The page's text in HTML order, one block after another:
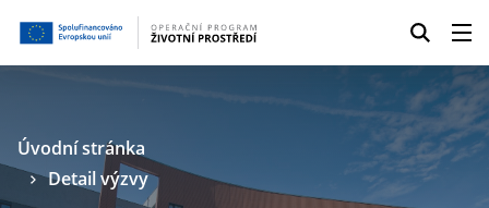
Úvodní stránka
Detail výzvy